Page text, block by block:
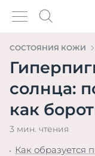
СОСТОЯНИЯ КОЖИ
солнца:
как
3 мин. чтения
Как образуется